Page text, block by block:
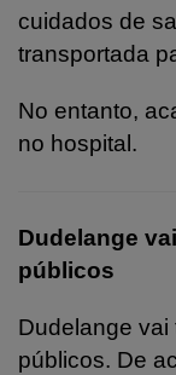
cuidados de
transportada
No entanto,
no hospital.
Dudelange
públicos
Dudelange vai
públicos. De